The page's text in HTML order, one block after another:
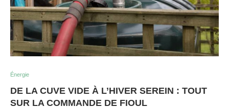
Énergie
DE LA CUVE VIDE À L’HIVER SEREIN : TOUT
SUR LA COMMANDE DE FIOUL